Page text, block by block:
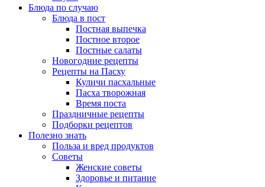
Блюда по случаю
Блюда в пост
Постная выпечка
Постное второе
Постные салаты
Новогодние рецепты
Рецепты на Пасху
Куличи пасхальные
Пасха творожная
Время поста
Праздничные рецепты
Подборки рецептов
Полезно знать
Польза и вред продуктов
Советы
Женские советы
Здоровье и питание